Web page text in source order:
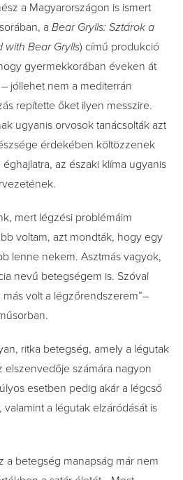
a Magyarországon is ismert
a Bear Grylls: Sztárok a
with Bear Grylls) című produkció
gyermekkorában éveken át
jóllehet nem a mediterrán
repítette őket ilyen messzire.
ugyanis orvosok tanácsolták azt
érdekében költözzenek
az északi klíma ugyanis
mert légzési problémáim
voltam, azt mondták, hogy egy
lenne nekem. Asztmás vagyok,
nevű betegségem is. Szóval
volt a légzőrendszerem”–
ritka betegség, amely a légutak
elszenvedője számára nagyon
esetben pedig akár a légcső
a légutak elzáródását is
a betegség manapság már nem